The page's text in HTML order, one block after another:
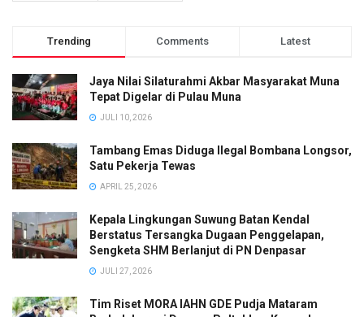
Trending Comments Latest
Jaya Nilai Silaturahmi Akbar Masyarakat Muna
Tepat Digelar di Pulau Muna
JULI 10, 2026
Tambang Emas Diduga Ilegal Bombana Longsor,
Satu Pekerja Tewas
APRIL 25, 2026
Kepala Lingkungan Suwung Batan Kendal
Berstatus Tersangka Dugaan Penggelapan,
Sengketa SHM Berlanjut di PN Denpasar
JULI 27, 2026
Tim Riset MORA IAHN GDE Pudja Mataram